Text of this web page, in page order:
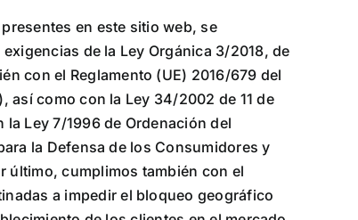
en este sitio web, se
de la Ley Orgánica 3/2018, de
con el Reglamento (UE) 2016/679 del
así como con la Ley 34/2002 de 11 de
Ley 7/1996 de Ordenación del
la Defensa de los Consumidores y
último, cumplimos también con el
a impedir el bloqueo geográfico